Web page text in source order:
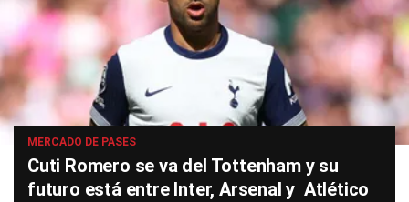
MERCADO DE PASES
Cuti Romero se va del Tottenham y su
futuro está entre Inter, Arsenal y Atlético